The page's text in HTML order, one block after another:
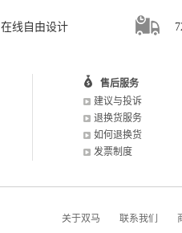
在线自由设计
售后服务
建议与投诉
退换货服务
如何退换货
发票制度
关于双马 联系我们